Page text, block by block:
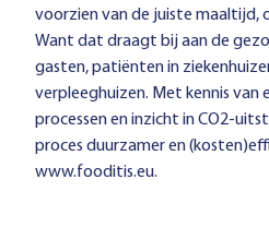
voorzien van de juiste maaltijd,
Want dat draagt bij aan de
gasten, patiënten in
verpleeghuizen. Met kennis van
processen en inzicht in CO2-
proces duurzamer en
www.fooditis.eu.